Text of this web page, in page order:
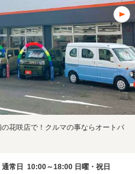
花咲店で！クルマの事ならオートバ
常日 10:00～18:00 日曜・祝日